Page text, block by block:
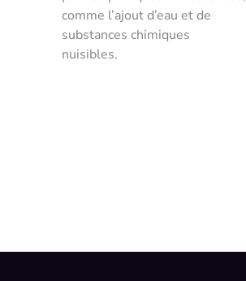
comme l’ajout d’eau et de
substances chimiques
nuisibles.